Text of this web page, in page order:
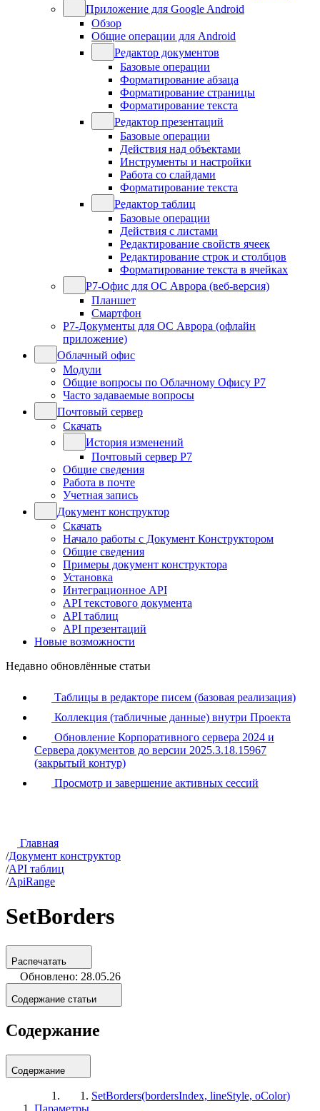
Приложение для Google Android
Обзор
Общие операции для Android
Редактор документов
Базовые операции
Форматирование абзаца
Форматирование страницы
Форматирование текста
Редактор презентаций
Базовые операции
Действия над объектами
Инструменты и настройки
Работа со слайдами
Форматирование текста
Редактор таблиц
Базовые операции
Действия с листами
Редактирование свойств ячеек
Редактирование строк и столбцов
Форматирование текста в ячейках
Р7-Офис для ОС Аврора (веб-версия)
Планшет
Смартфон
Р7-Документы для ОС Аврора (офлайн
приложение)
Облачный офис
Модули
Общие вопросы по Облачному Офису Р7
Часто задаваемые вопросы
Почтовый сервер
Скачать
История изменений
Почтовый сервер Р7
Общие сведения
Работа в почте
Учетная запись
Документ конструктор
Скачать
Начало работы с Документ Конструктором
Общие сведения
Примеры документ конструктора
Установка
Интеграционное API
API текстового документа
API таблиц
API презентаций
Новые возможности
Недавно обновлённые статьи
Таблицы в редакторе писем (базовая реализация)
Коллекция (табличные данные) внутри Проекта
Обновление Корпоративного сервера 2024 и
Сервера документов до версии 2025.3.18.15967
(закрытый контур)
Просмотр и завершение активных сессий
Главная
/Документ конструктор
/API таблиц
/ApiRange
SetBorders
Распечатать
Обновлено: 28.05.26
Содержание статьи
Содержание
Содержание
SetBorders(bordersIndex, lineStyle, oColor)
Параметры